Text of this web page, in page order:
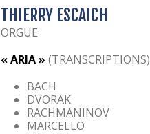
THIERRY ESCAICH
ORGUE
« ARIA »(TRANSCRIPTIONS)
BACH
DVORAK
RACHMANINOV
MARCELLO